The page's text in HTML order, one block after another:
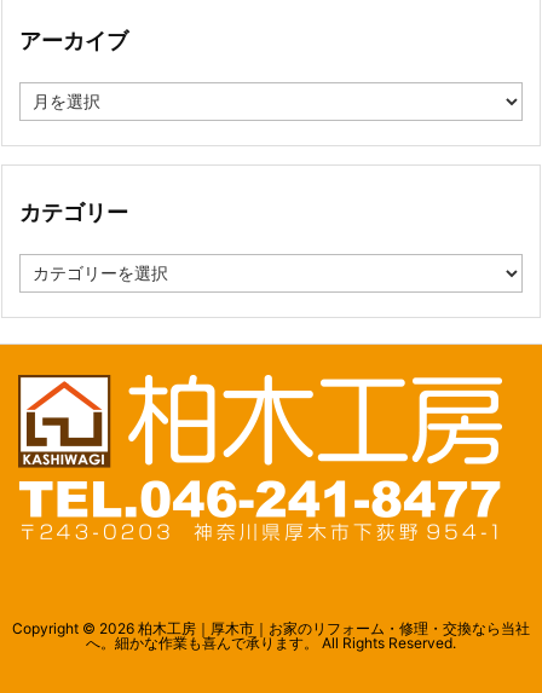
アーカイブ
ー
イ
カテゴリー
テ
Copyright © 2026 柏木工房｜厚木市｜お家のリフォーム・修理・交換なら当社
へ。細かな作業も喜んで承ります。
All Rights Reserved.